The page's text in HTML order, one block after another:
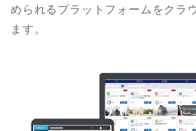
められるプラットフォームをクラ
ます。